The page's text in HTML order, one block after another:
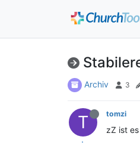
Archiv 3
T tomzi
zZ ist